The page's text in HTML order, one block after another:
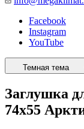
Facebook
Instagram
YouTube
Темная тема
Заглушка
74х55